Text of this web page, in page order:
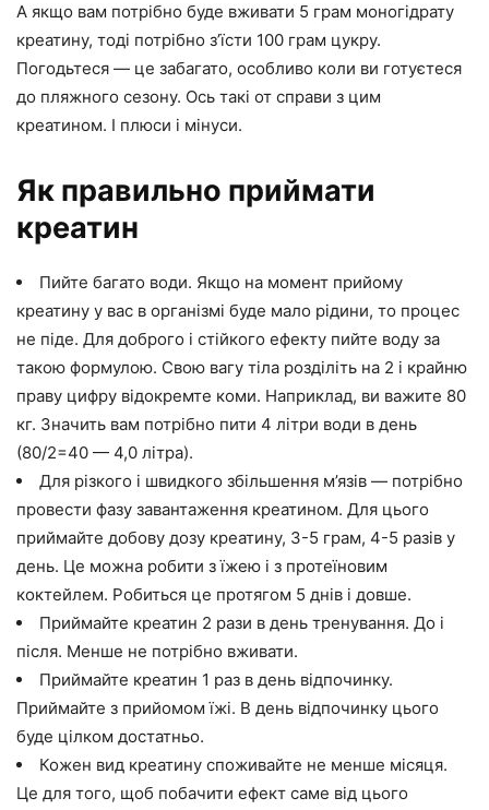
А якщо вам потрібно буде вживати 5 грам моногідрату
креатину, тоді потрібно з’їсти 100 грам цукру.
Погодьтеся — це забагато, особливо коли ви готуєтеся
до пляжного сезону. Ось такі от справи з цим
креатином. І плюси і мінуси.
Як правильно приймати
креатин
Пийте багато води. Якщо на момент прийому
креатину у вас в організмі буде мало рідини, то процес
не піде. Для доброго і стійкого ефекту пийте воду за
такою формулою. Свою вагу тіла розділіть на 2 і крайню
праву цифру відокремте коми. Наприклад, ви важите 80
кг. Значить вам потрібно пити 4 літри води в день
(80/2=40 — 4,0 літра).
Для різкого і швидкого збільшення м’язів — потрібно
провести фазу завантаження креатином. Для цього
приймайте добову дозу креатину, 3-5 грам, 4-5 разів у
день. Це можна робити з їжею і з протеїновим
коктейлем. Робиться це протягом 5 днів і довше.
Приймайте креатин 2 рази в день тренування. До і
після. Менше не потрібно вживати.
Приймайте креатин 1 раз в день відпочинку.
Приймайте з прийомом їжі. В день відпочинку цього
буде цілком достатньо.
Кожен вид креатину споживайте не менше місяця.
Це для того, щоб побачити ефект саме від цього